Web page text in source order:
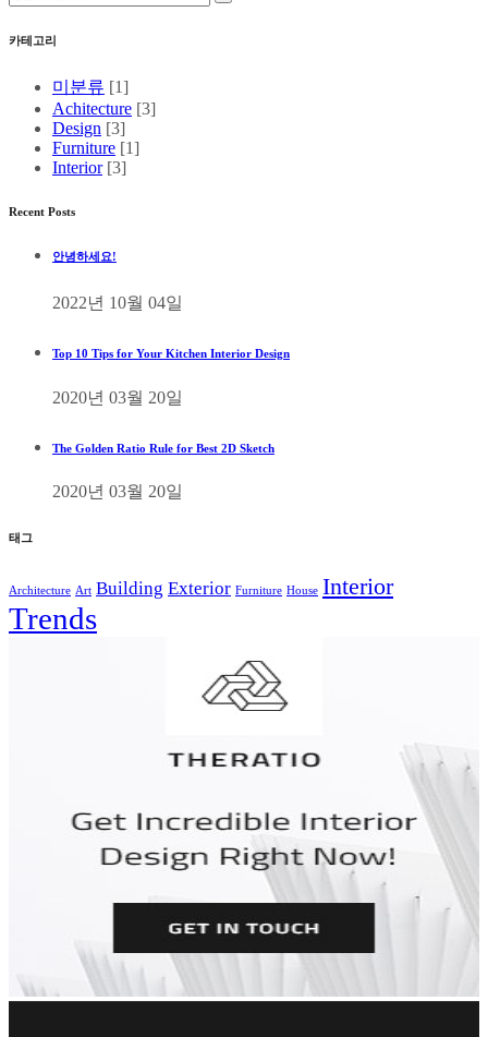
카테고리
미분류 [1]
Achitecture [3]
Design [3]
Furniture [1]
Interior [3]
Recent Posts
안녕하세요!
2022년 10월 04일
Top 10 Tips for Your Kitchen Interior Design
2020년 03월 20일
The Golden Ratio Rule for Best 2D Sketch
2020년 03월 20일
태그
Architecture Art Building Exterior Furniture House Interior
Trends